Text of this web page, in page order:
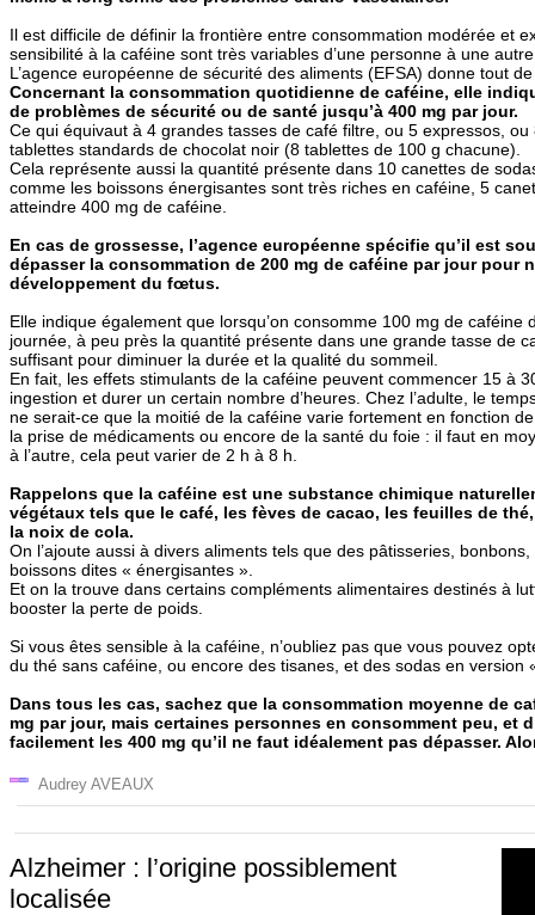
Il est difficile de définir la frontière entre consommation modérée et
sensibilité à la caféine sont très variables d’une personne à une
L’agence européenne de sécurité des aliments (EFSA) donne tout
Concernant la consommation quotidienne de caféine, elle
de problèmes de sécurité ou de santé jusqu’à 400 mg par jour.
Ce qui équivaut à 4 grandes tasses de café filtre, ou 5 expressos,
tablettes standards de chocolat noir (8 tablettes de 100 g chacune).
Cela représente aussi la quantité présente dans 10 canettes de
comme les boissons énergisantes sont très riches en caféine, 5
atteindre 400 mg de caféine.
En cas de grossesse, l’agence européenne spécifie qu’il est
dépasser la consommation de 200 mg de caféine par jour pour
développement du fœtus.
Elle indique également que lorsqu’on consomme 100 mg de caféine
journée, à peu près la quantité présente dans une grande tasse de
suffisant pour diminuer la durée et la qualité du sommeil.
En fait, les effets stimulants de la caféine peuvent commencer 15 à
ingestion et durer un certain nombre d’heures. Chez l’adulte, le
ne serait-ce que la moitié de la caféine varie fortement en fonction
la prise de médicaments ou encore de la santé du foie : il faut en
à l’autre, cela peut varier de 2 h à 8 h.
Rappelons que la caféine est une substance chimique
végétaux tels que le café, les fèves de cacao, les feuilles de
la noix de cola.
On l’ajoute aussi à divers aliments tels que des pâtisseries,
boissons dites « énergisantes ».
Et on la trouve dans certains compléments alimentaires destinés à
booster la perte de poids.
Si vous êtes sensible à la caféine, n’oubliez pas que vous pouvez
du thé sans caféine, ou encore des tisanes, et des sodas en version
Dans tous les cas, sachez que la consommation moyenne de
mg par jour, mais certaines personnes en consomment peu, et
facilement les 400 mg qu’il ne faut idéalement pas dépasser.
Audrey AVEAUX
Alzheimer : l’origine possiblement
localisée